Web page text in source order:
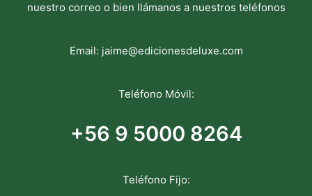
nuestro correo o bien llámanos a nuestros teléfonos
Email: jaime@edicionesdeluxe.com
Teléfono Móvil:
+56 9 5000 8264
Teléfono Fijo: